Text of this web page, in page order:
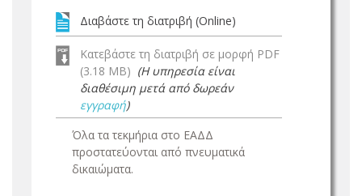
Διαβάστε τη διατριβή (Online)
Κατεβάστε τη διατριβή σε μορφή PDF
(3.18 MB) (Η υπηρεσία είναι
διαθέσιμη μετά από δωρεάν
εγγραφή)
Όλα τα τεκμήρια στο ΕΑΔΔ
προστατεύονται από πνευματικά
δικαιώματα.